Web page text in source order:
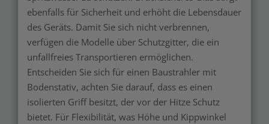
ebenfalls für Sicherheit und erhöht die Lebensdauer
des Geräts. Damit Sie sich nicht verbrennen,
verfügen die Modelle über Schutzgitter, die ein
unfallfreies Transportieren ermöglichen.
Entscheiden Sie sich für einen Baustrahler mit
Bodenstativ, achten Sie darauf, dass es einen
isolierten Griff besitzt, der vor der Hitze Schutz
bietet. Für Flexibilität, was Höhe und Kippwinkel